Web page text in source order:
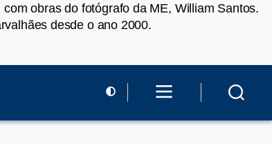
obras do fotógrafo da ME, William Santos.
desde o ano 2000.